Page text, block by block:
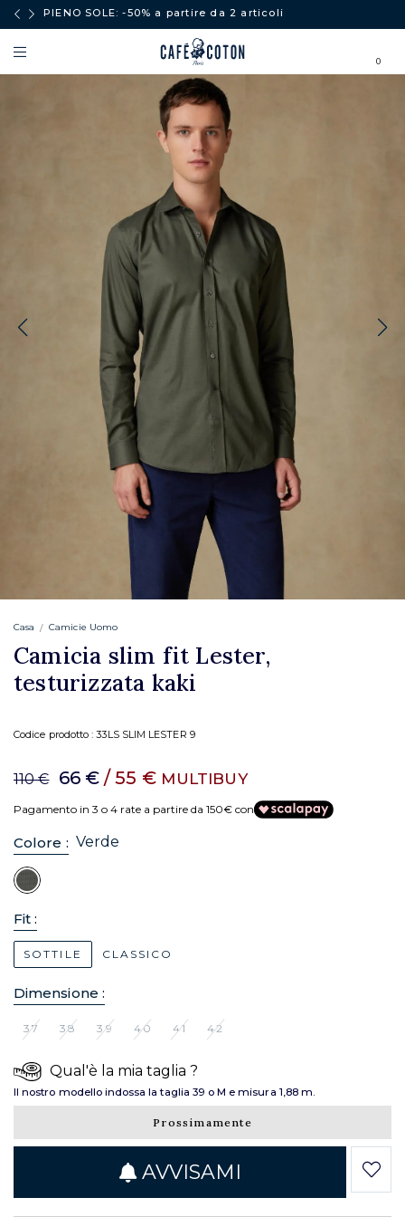
PIENO SOLE: -50% a partire da 2 articoli
0
Casa Camicie Uomo
Camicia slim fit Lester,
testurizzata kaki
Codice prodotto :33LS SLIM LESTER 9
110 € 66 € / 55 € MULTIBUY
Pagamento in 3 o 4 rate a partire da 150€ con
Colore : Verde
Fit :
SOTTILE CLASSICO
Dimensione :
37 38 39 40 41 42
Qual'è la mia taglia ?
Il nostro modello indossa la taglia 39 o M e misura 1,88 m.
Prossimamente
AVVISAMI